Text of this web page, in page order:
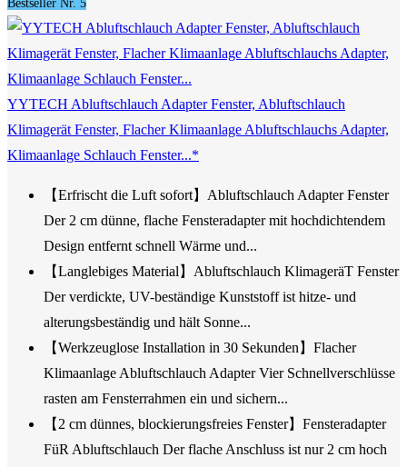
Bestseller Nr. 5
YYTECH Abluftschlauch Adapter Fenster, Abluftschlauch
Klimagerät Fenster, Flacher Klimaanlage Abluftschlauchs Adapter,
Klimaanlage Schlauch Fenster...*
【Erfrischt die Luft sofort】Abluftschlauch Adapter Fenster
Der 2 cm dünne, flache Fensteradapter mit hochdichtendem
Design entfernt schnell Wärme und...
【Langlebiges Material】Abluftschlauch KlimageräT Fenster
Der verdickte, UV-beständige Kunststoff ist hitze- und
alterungsbeständig und hält Sonne...
【Werkzeuglose Installation in 30 Sekunden】Flacher
Klimaanlage Abluftschlauch Adapter Vier Schnellverschlüsse
rasten am Fensterrahmen ein und sichern...
【2 cm dünnes, blockierungsfreies Fenster】Fensteradapter
FüR Abluftschlauch Der flache Anschluss ist nur 2 cm hoch